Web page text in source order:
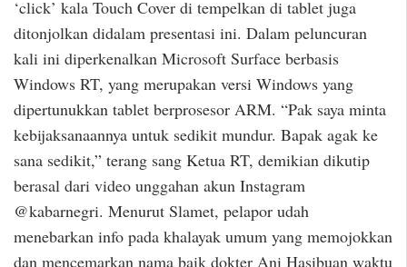
‘click’ kala Touch Cover di tempelkan di tablet juga
ditonjolkan didalam presentasi ini. Dalam peluncuran
kali ini diperkenalkan Microsoft Surface berbasis
Windows RT, yang merupakan versi Windows yang
dipertunukkan tablet berprosesor ARM. “Pak saya minta
kebijaksanaannya untuk sedikit mundur. Bapak agak ke
sana sedikit,” terang sang Ketua RT, demikian dikutip
berasal dari video unggahan akun Instagram
@kabarnegri. Menurut Slamet, pelapor udah
menebarkan info pada khalayak umum yang memojokkan
dan mencemarkan nama baik dokter Ani Hasibuan waktu